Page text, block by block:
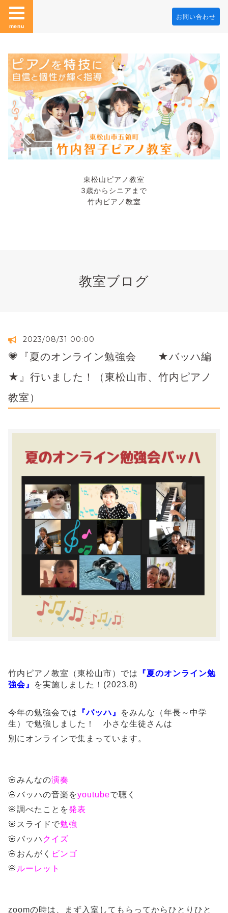
menu
お問い合わせ
東松山ピアノ教室
3歳からシニアまで
竹内ピアノ教室
教室ブログ
2023/08/31 00:00
💗『夏のオンライン勉強会 ★バッハ編
★』行いました！（東松山市、竹内ピアノ
教室）
竹内ピアノ教室（東松山市）では
『夏のオンライン勉
強会』
を実施しました！(2023,8)
今年の勉強会では 『バッハ』
をみんな（年長～中学
生）で勉強しました！ 小さな生徒さんは
別にオンラインで集まっています。
🌸みんなの演奏
🌸バッハの音楽をyoutubeで聴く
🌸調べたことを発表
🌸スライドで勉強
🌸バッハ クイズ
🌸おんがく ビンゴ
🌸 ルーレット
zoomの時は、まず入室してもらってからひとりひと